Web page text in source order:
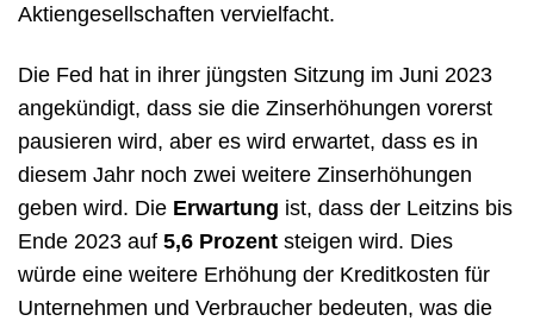
Aktiengesellschaften vervielfacht.
Die Fed hat in ihrer jüngsten Sitzung im Juni 2023
angekündigt, dass sie die Zinserhöhungen vorerst
pausieren wird, aber es wird erwartet, dass es in
diesem Jahr noch zwei weitere Zinserhöhungen
geben wird. Die Erwartung ist, dass der Leitzins bis
Ende 2023 auf 5,6 Prozent steigen wird. Dies
würde eine weitere Erhöhung der Kreditkosten für
Unternehmen und Verbraucher bedeuten, was die